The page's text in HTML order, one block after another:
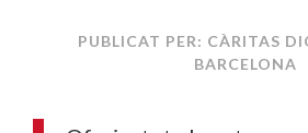
PUBLICAT PER: CÀRITAS
BARCELONA